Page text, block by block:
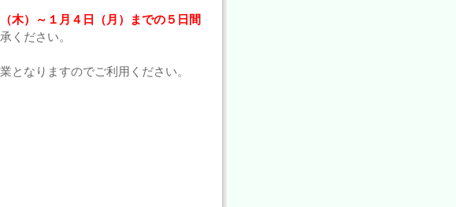
木）～１月４日（月）までの５日間
ください。
となりますのでご利用ください。